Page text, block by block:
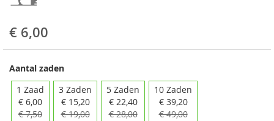
€ 6,00
Aantal zaden
1 Zaad
€ 6,00
€ 7,50
3 Zaden
€ 15,20
€ 19,00
5 Zaden
€ 22,40
€ 28,00
10 Zaden
€ 39,20
€ 49,00